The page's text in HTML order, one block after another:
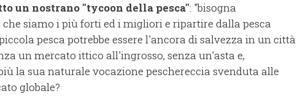
un nostrano "tycoon della pesca": "bisogna
siamo i più forti ed i migliori e ripartire dalla pesca
pesca potrebbe essere l'ancora di salvezza in un città
un mercato ittico all'ingrosso, senza un'asta e,
la sua naturale vocazione peschereccia svenduta alle
globale?